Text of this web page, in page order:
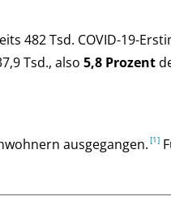
482 Tsd. COVID-19-
Tsd., also 5,8 Pro­zent
aus­ge­gan­gen.